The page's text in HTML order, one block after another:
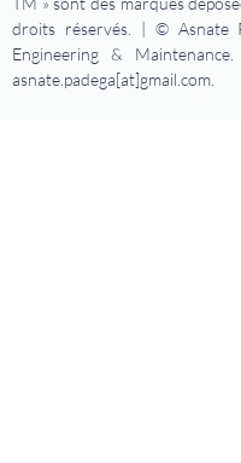
droits réservés. | © Asnate
Engineering &
asnate.padega[at]gmail.com.